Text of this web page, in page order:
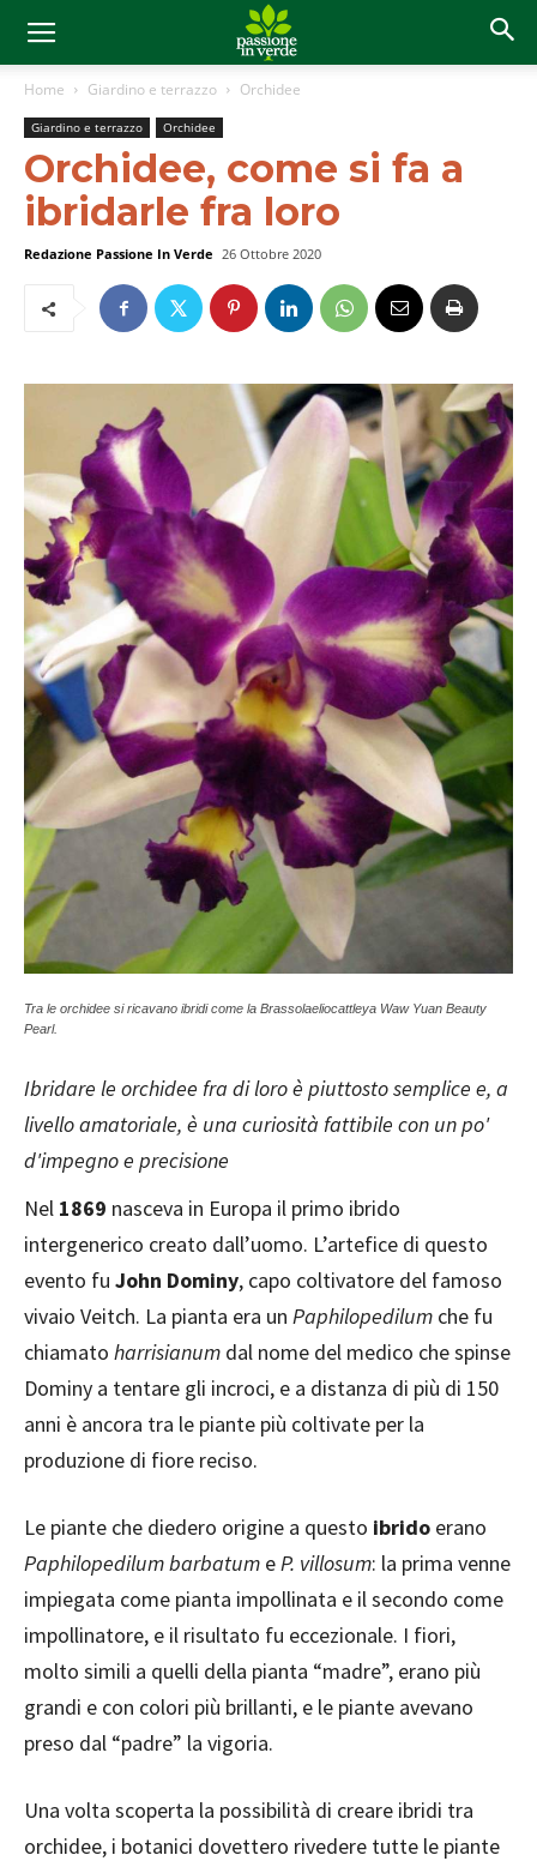
Home Giardino e terrazzo Orchidee
Giardino e terrazzo Orchidee
Orchidee, come si fa a
ibridarle fra loro
Redazione Passione In Verde 26 Ottobre 2020
Tra le orchidee si ricavano ibridi come la Brassolaeliocattleya Waw Yuan Beauty
Pearl.
Ibridare le orchidee fra di loro è piuttosto semplice e, a
livello amatoriale, è una curiosità fattibile con un po'
d'impegno e precisione
Nel 1869 nasceva in Europa il primo ibrido
intergenerico creato dall’uomo. L’artefice di questo
evento fu John Dominy, capo coltivatore del famoso
vivaio Veitch. La pianta era un Paphilopedilum che fu
chiamato harrisianum dal nome del medico che spinse
Dominy a tentare gli incroci, e a distanza di più di 150
anni è ancora tra le piante più coltivate per la
produzione di fiore reciso.
Le piante che diedero origine a questo ibrido erano
Paphilopedilum barbatum eP. villosum: la prima venne
impiegata come pianta impollinata e il secondo come
impollinatore, e il risultato fu eccezionale. I fiori,
molto simili a quelli della pianta “madre”, erano più
grandi e con colori più brillanti, e le piante avevano
preso dal “padre” la vigoria.
Una volta scoperta la possibilità di creare ibridi tra
orchidee, i botanici dovettero rivedere tutte le piante